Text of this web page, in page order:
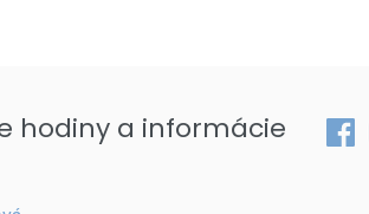
hodiny a informácie